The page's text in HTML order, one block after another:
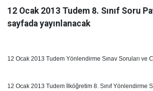
12 Ocak 2013 Tudem 8. Sınıf Soru
sayfada yayınlanacak
12 Ocak 2013 Tudem Yönlendirme Sınav Soruları ve
12 Ocak 2013 Tudem İlköğretim 8. Sınıf Yönlendirme